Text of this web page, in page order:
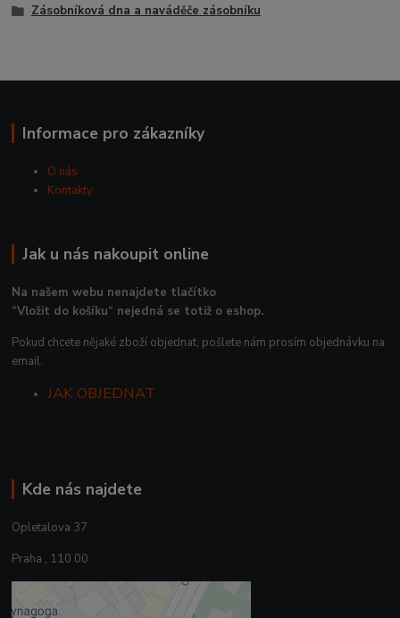
Zásobníková dna a naváděče zásobníku
Informace pro zákazníky
O nás
Kontakty
Jak u nás nakoupit online
Na našem webu nenajdete tlačítko
“Vložit do košíku“ nejedná se totiž o eshop.
Pokud chcete nějaké zboží objednat, pošlete nám prosím objednávku na
email.
JAK OBJEDNAT
Kde nás najdete
Opletalova 37
Praha , 110 00